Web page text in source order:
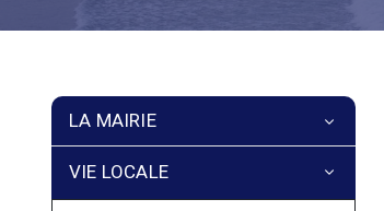
LA MAIRIE
VIE LOCALE